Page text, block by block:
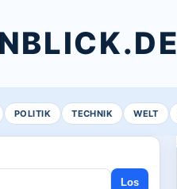
POLITIK TECHNIK WELT
Los